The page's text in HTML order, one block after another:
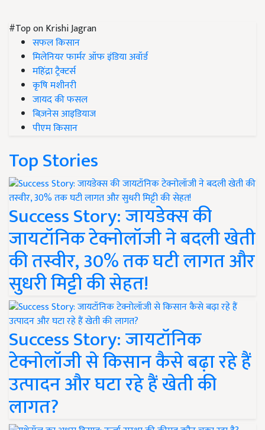
#Top on Krishi Jagran
सफल किसान
मिलेनियर फार्मर ऑफ इंडिया अवॉर्ड
महिंद्रा ट्रैक्टर्स
कृषि मशीनरी
जायद की फसल
बिज़नेस आइडियाज
पीएम किसान
Top Stories
Success Story: जायडेक्स की
जायटॉनिक टेक्नोलॉजी ने बदली खेती
की तस्वीर, 30% तक घटी लागत और
सुधरी मिट्टी की सेहत!
Success Story: जायटॉनिक
टेक्नोलॉजी से किसान कैसे बढ़ा रहे हैं
उत्पादन और घटा रहे हैं खेती की
लागत?